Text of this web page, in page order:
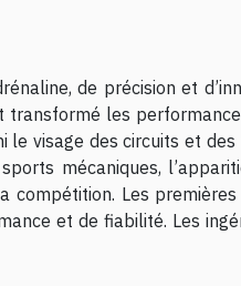
de précision et
transformé les
visage des circuits et
mécaniques,
Les premières
et de fiabilité. Les